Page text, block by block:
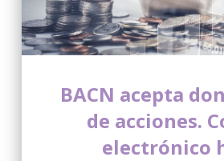
BACN acepta
de acciones.
electrónico